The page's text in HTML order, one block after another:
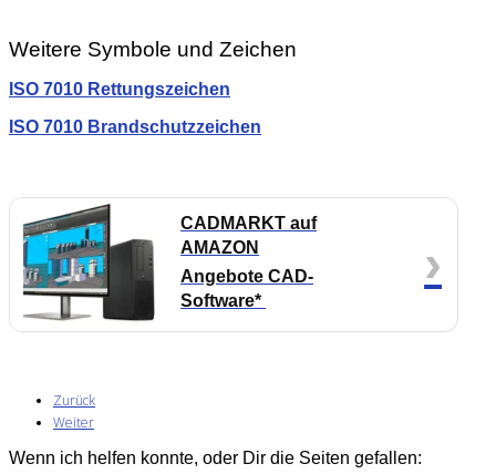
Weitere Symbole und Zeichen
ISO 7010 Rettungszeichen
ISO 7010 Brandschutzzeichen
CADMARKT auf
AMAZON
Angebote CAD-
Software*
›
Zurück
Weiter
Wenn ich helfen konnte, oder Dir die Seiten gefallen: